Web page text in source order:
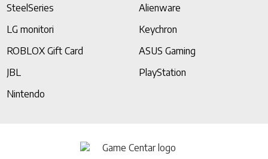
SteelSeries
Alienware
LG monitori
Keychron
ROBLOX Gift Card
ASUS Gaming
JBL
PlayStation
Nintendo